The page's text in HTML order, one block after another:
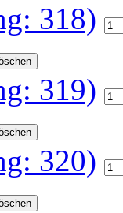
318)
319)
320)